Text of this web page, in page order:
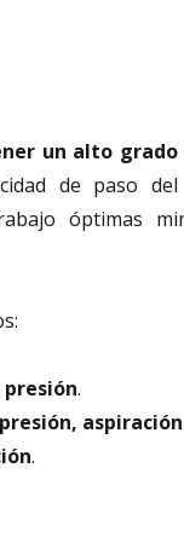
un alto
de paso del
óptimas
.
.